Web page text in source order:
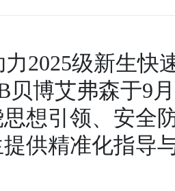
力2025级新生快
贝博艾弗森于9
想引领、安全
供精准化指导